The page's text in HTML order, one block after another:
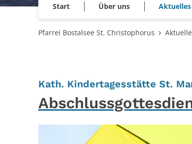
Start Über uns Aktuelles
Pfarrei Bostalsee St. Christophorus
Kath. Kindertagesstätte St.